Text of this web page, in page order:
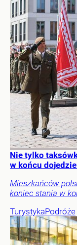
Nie tylko
w końcu
Mieszkańców
koniec stania w
TurystykaPodróże